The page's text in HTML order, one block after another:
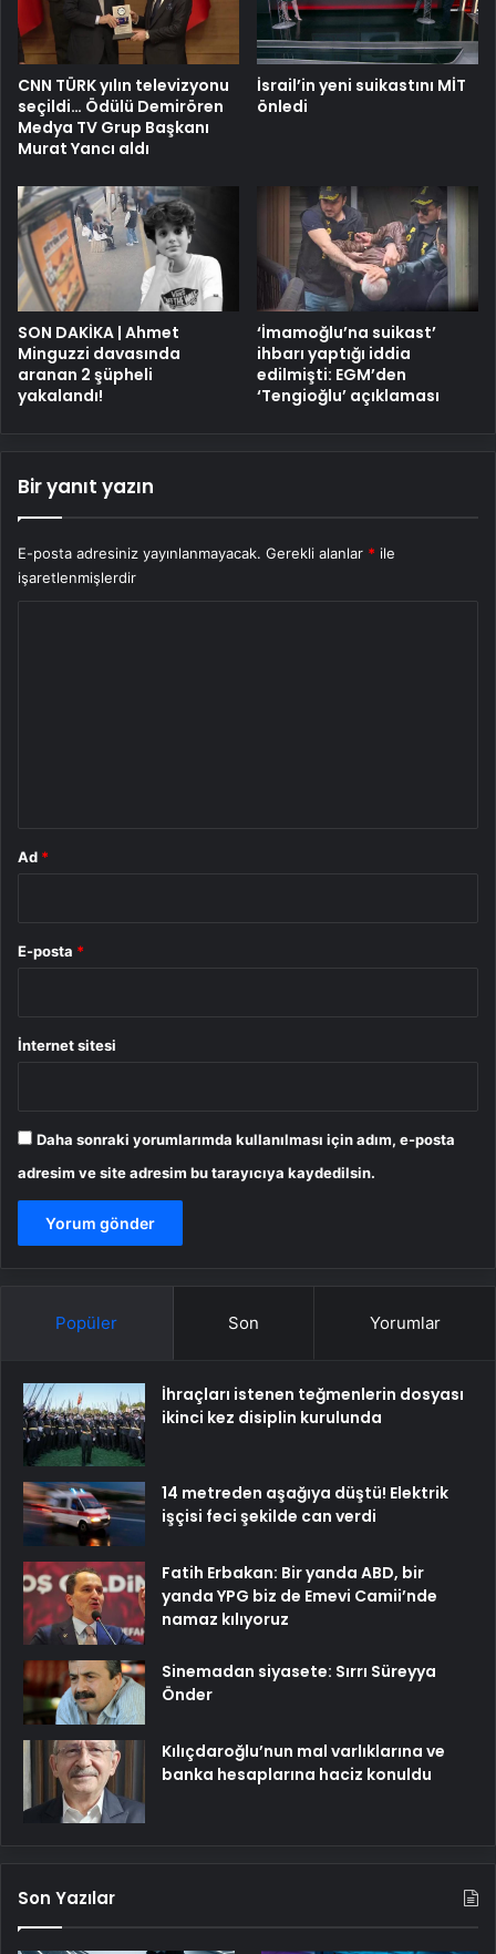
CNN TÜRK yılın televizyonu
seçildi… Ödülü Demirören
Medya TV Grup Başkanı
Murat Yancı aldı
İsrail’in yeni suikastını MİT
önledi
SON DAKİKA | Ahmet
Minguzzi davasında
aranan 2 şüpheli
yakalandı!
‘İmamoğlu’na suikast’
ihbarı yaptığı iddia
edilmişti: EGM’den
‘Tengioğlu’ açıklaması
Bir yanıt yazın
E-posta adresiniz yayınlanmayacak. Gerekli alanlar * ile
işaretlenmişlerdir
Ad *
E-posta *
İnternet sitesi
Daha sonraki yorumlarımda kullanılması için adım, e-posta
adresim ve site adresim bu tarayıcıya kaydedilsin.
Popüler Son Yorumlar
İhraçları istenen teğmenlerin dosyası
ikinci kez disiplin kurulunda
14 metreden aşağıya düştü! Elektrik
işçisi feci şekilde can verdi
Fatih Erbakan: Bir yanda ABD, bir
yanda YPG biz de Emevi Camii’nde
namaz kılıyoruz
Sinemadan siyasete: Sırrı Süreyya
Önder
Kılıçdaroğlu’nun mal varlıklarına ve
banka hesaplarına haciz konuldu
Son Yazılar